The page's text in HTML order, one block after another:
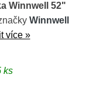
Winnwell 52"
Winnwell
více »
ks